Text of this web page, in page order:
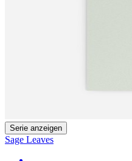
Serie anzeigen
Sage Leaves